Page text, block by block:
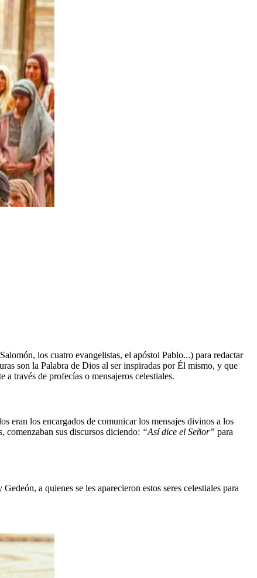
los cuatro evangelistas, el apóstol Pablo...) para redactar
son la Palabra de Dios al ser inspiradas por Él mismo, y que
través de profecías o mensajeros celestiales.
eran los encargados de comunicar los mensajes divinos a los
comenzaban sus discursos diciendo: “Así dice el Señor” para
Gedeón, a quienes se les aparecieron estos seres celestiales para